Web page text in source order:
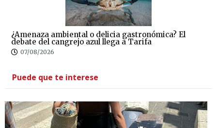
¿Amenaza ambiental o delicia gastronómica? El
debate del cangrejo azul llega a Tarifa
07/08/2026
Puede que te interese